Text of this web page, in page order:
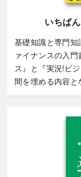
いちば
基礎知識と専門知
ァイナンスの入
ス』と『実況!ビ
間を埋める内容と